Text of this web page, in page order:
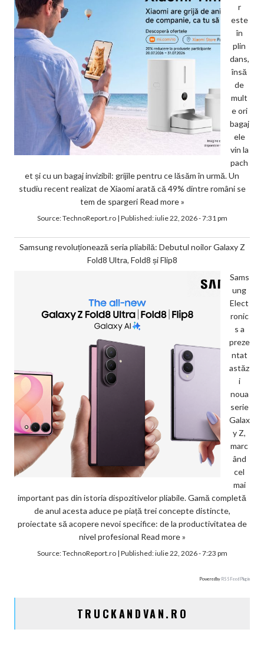
r
este
în
plin
dans,
însă
de
mult
e ori
bagaj
ele
vin la
pach
et și cu un bagaj invizibil: grijile pentru ce lăsăm în urmă. Un
studiu recent realizat de Xiaomi arată că 49% dintre români se
tem de spargeri Read more »
Source:TechnoReport.ro| Published:iulie 22, 2026 - 7:31 pm
Samsung revoluționează seria pliabilă: Debutul noilor Galaxy Z
Fold8 Ultra, Fold8 și Flip8
Sams
ung
Elect
ronic
s a
preze
ntat
astăz
i
noua
serie
Galax
y Z,
marc
ând
cel
mai
important pas din istoria dispozitivelor pliabile. Gamă completă
de anul acesta aduce pe piață trei concepte distincte,
proiectate să acopere nevoi specifice: de la productivitatea de
nivel profesional Read more »
Source:TechnoReport.ro| Published:iulie 22, 2026 - 7:23 pm
Powered by RSS Feed Plugin
TRUCKANDVAN.RO